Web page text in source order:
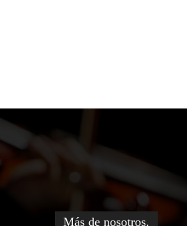
Más de nosotros.